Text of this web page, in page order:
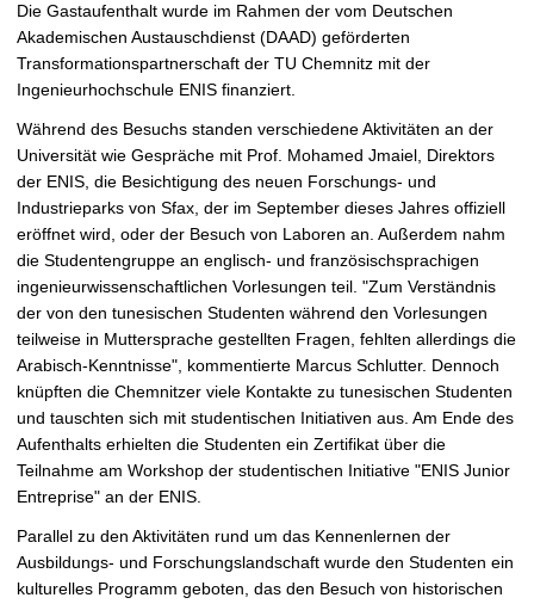
Die Gastaufenthalt wurde im Rahmen der vom Deutschen
Akademischen Austauschdienst (DAAD) geförderten
Transformationspartnerschaft der TU Chemnitz mit der
Ingenieurhochschule ENIS finanziert.
Während des Besuchs standen verschiedene Aktivitäten an der
Universität wie Gespräche mit Prof. Mohamed Jmaiel, Direktors
der ENIS, die Besichtigung des neuen Forschungs- und
Industrieparks von Sfax, der im September dieses Jahres offiziell
eröffnet wird, oder der Besuch von Laboren an. Außerdem nahm
die Studentengruppe an englisch- und französischsprachigen
ingenieurwissenschaftlichen Vorlesungen teil. "Zum Verständnis
der von den tunesischen Studenten während den Vorlesungen
teilweise in Muttersprache gestellten Fragen, fehlten allerdings die
Arabisch-Kenntnisse", kommentierte Marcus Schlutter. Dennoch
knüpften die Chemnitzer viele Kontakte zu tunesischen Studenten
und tauschten sich mit studentischen Initiativen aus. Am Ende des
Aufenthalts erhielten die Studenten ein Zertifikat über die
Teilnahme am Workshop der studentischen Initiative "ENIS Junior
Entreprise" an der ENIS.
Parallel zu den Aktivitäten rund um das Kennenlernen der
Ausbildungs- und Forschungslandschaft wurde den Studenten ein
kulturelles Programm geboten, das den Besuch von historischen